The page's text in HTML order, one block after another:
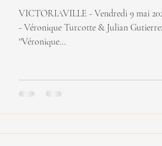
VICTORIAVILLE - Vendredi 9 mai 2025 SPECTACLE
- Véronique Turcotte & Julian
''Véronique...